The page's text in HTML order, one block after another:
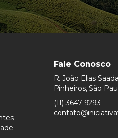
Fale Conosco
R. João Elias
Pinheiros, São
(11) 3647-9293